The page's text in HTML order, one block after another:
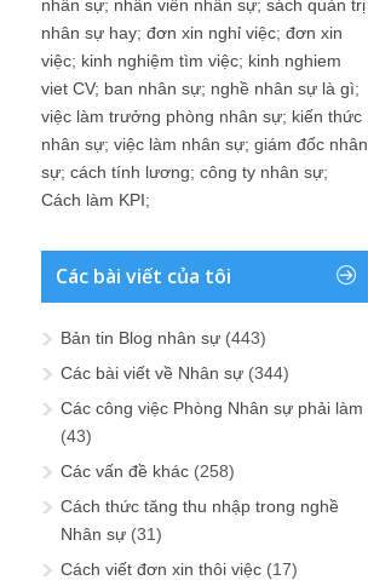
nhân sự; nhân viên nhân sự; sách quản trị
nhân sự hay; đơn xin nghỉ việc; đơn xin
việc; kinh nghiệm tìm việc; kinh nghiem
viet CV; ban nhân sự; nghề nhân sự là gì;
việc làm trưởng phòng nhân sự; kiến thức
nhân sự; việc làm nhân sự; giám đốc nhân
sự; cách tính lương; công ty nhân sự;
Cách làm KPI;
Các bài viết của tôi
Bản tin Blog nhân sự (443)
Các bài viết về Nhân sự (344)
Các công việc Phòng Nhân sự phải làm
(43)
Các vấn đề khác (258)
Cách thức tăng thu nhập trong nghề
Nhân sự (31)
Cách viết đơn xin thôi việc (17)